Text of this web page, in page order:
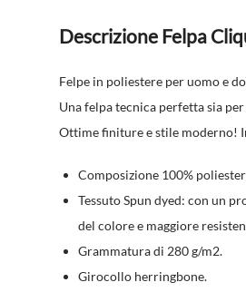
Descrizione Felpa
Felpe in poliestere per uomo e
Una felpa tecnica perfetta sia
Ottime finiture e stile moderno!
Composizione 100%
Tessuto Spun dyed: con un
del colore e maggiore
Grammatura di 280 g/m2.
Girocollo herringbone.